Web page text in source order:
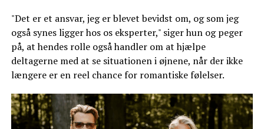
"Det er et ansvar, jeg er blevet bevidst om, og som jeg
også synes ligger hos os eksperter," siger hun og peger
på, at hendes rolle også handler om at hjælpe
deltagerne med at se situationen i øjnene, når der ikke
længere er en reel chance for romantiske følelser.